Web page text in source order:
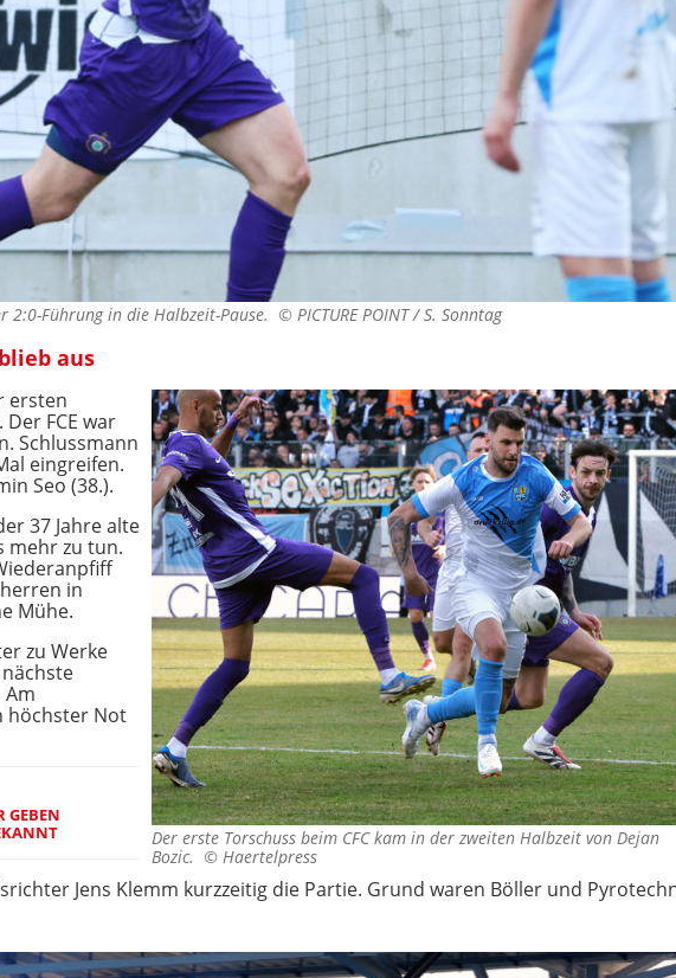
2:0-Führung in die Halbzeit-Pause. © PICTURE POINT / S. Sonntag
aus
Der erste Torschuss beim CFC kam in der zweiten Halbzeit von Dejan
Bozic. © Haertelpress
ersten
FCE war
Schlussmann
eingreifen.
Seo (38.).
37 Jahre alte
mehr zu tun.
in
Mühe.
zu Werke
höchster Not
GEBEN
Jens Klemm kurzzeitig die Partie. Grund waren Böller und